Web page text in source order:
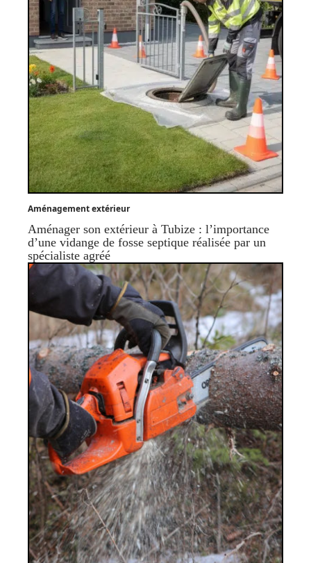
Aménagement extérieur
Aménager son extérieur à Tubize : l’importance
d’une vidange de fosse septique réalisée par un
spécialiste agréé